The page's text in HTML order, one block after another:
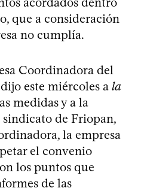
que a consideración
no cumplía.
Coordinadora del
este miércoles a la
medidas y a la
de Friopan,
la empresa
el convenio
los puntos que
de las